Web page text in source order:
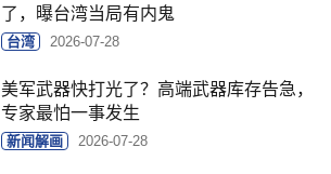
了，曝台湾当局有内鬼
台湾 2026-07-28
美军武器快打光了？高端武器库存告急，
专家最怕一事发生
新闻解画 2026-07-28